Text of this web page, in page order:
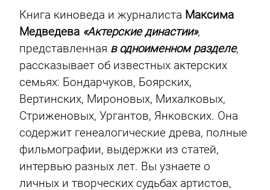
Книга киноведа и журналиста Максима
Медведева «Актерские династии»,
представленная в одноименном разделе,
рассказывает об известных актерских
семьях: Бондарчуков, Боярских,
Вертинских, Мироновых, Михалковых,
Стриженовых, Ургантов, Янковских. Она
содержит генеалогические древа, полные
фильмографии, выдержки из статей,
интервью разных лет. Вы узнаете о
личных и творческих судьбах артистов,